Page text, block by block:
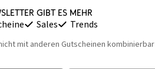
gibt es mehr
Sales Trends
mit anderen Gutscheinen kombinierbar